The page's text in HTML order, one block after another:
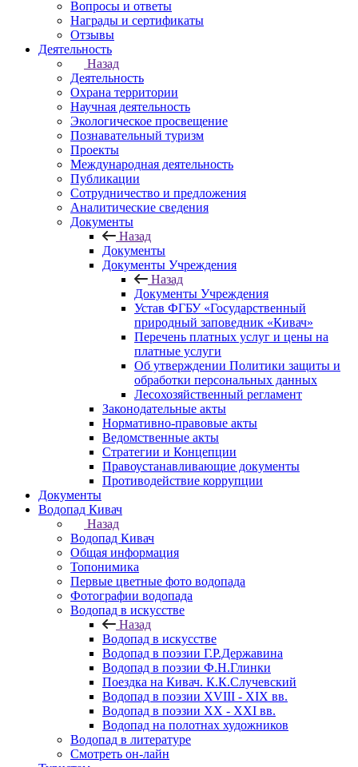
Вопросы и ответы
Награды и сертификаты
Отзывы
Деятельность
Назад
Деятельность
Охрана территории
Научная деятельность
Экологическое просвещение
Познавательный туризм
Проекты
Международная деятельность
Публикации
Сотрудничество и предложения
Аналитические сведения
Документы
Назад
Документы
Документы Учреждения
Назад
Документы Учреждения
Устав ФГБУ «Государственный
природный заповедник «Кивач»
Перечень платных услуг и цены на
платные услуги
Об утверждении Политики защиты и
обработки персональных данных
Лесохозяйственный регламент
Законодательные акты
Нормативно-правовые акты
Ведомственные акты
Стратегии и Концепции
Правоустанавливающие документы
Противодействие коррупции
Документы
Водопад Кивач
Назад
Водопад Кивач
Общая информация
Топонимика
Первые цветные фото водопада
Фотографии водопада
Водопад в искусстве
Назад
Водопад в искусстве
Водопад в поэзии Г.Р.Державина
Водопад в поэзии Ф.Н.Глинки
Поездка на Кивач. К.К.Случевский
Водопад в поэзии XVIII - XIX вв.
Водопад в поэзии XX - XXI вв.
Водопад на полотнах художников
Водопад в литературе
Смотреть он-лайн